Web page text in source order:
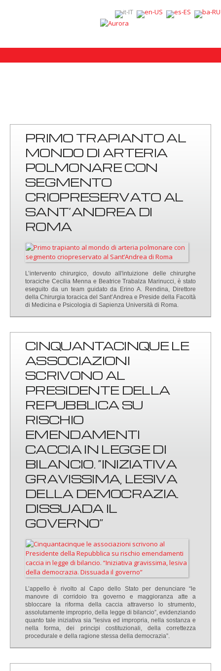
PRIMO TRAPIANTO AL
MONDO DI ARTERIA
POLMONARE CON
SEGMENTO
CRIOPRESERVATO AL
SANT’ANDREA DI
ROMA
L’intervento chirurgico, dovuto all'intuizione delle chirurghe
toraciche Cecilia Menna e Beatrice Trabalza Marinucci, è stato
eseguito da un team guidato da Erino A. Rendina, Direttore
della Chirurgia toracica del Sant’Andrea e Preside della Facoltà
di Medicina e Psicologia di Sapienza Università di Roma.
CINQUANTACINQUE LE
ASSOCIAZIONI
SCRIVONO AL
PRESIDENTE DELLA
REPUBBLICA SU
RISCHIO
EMENDAMENTI
CACCIA IN LEGGE DI
BILANCIO. “INIZIATIVA
GRAVISSIMA, LESIVA
DELLA DEMOCRAZIA.
DISSUADA IL
GOVERNO”
L’appello è rivolto al Capo dello Stato per denunciare “le
manovre di corridoio tra governo e maggioranza atte a
sbloccare la riforma della caccia attraverso lo strumento,
assolutamente improprio, della legge di bilancio”, evidenziando
quanto tale iniziativa sia “lesiva ed impropria, nella sostanza e
nella forma, dei principi costituzionali, della correttezza
procedurale e della ragione stessa della democrazia”.